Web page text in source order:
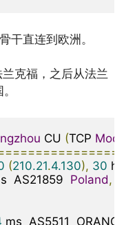
干直连到欧洲。
克福，之后从法兰
CU (TCP Mode
(210.21.4.130), 30
AS21859 Poland,
ms  AS5511  ORANGE